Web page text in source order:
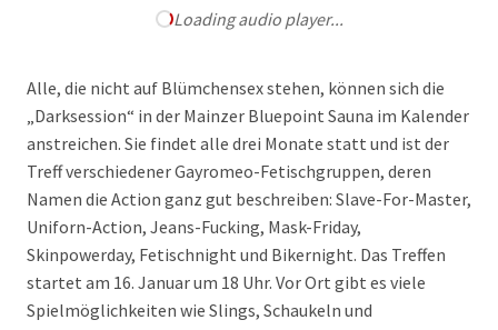
Loading audio player...
Alle, die nicht auf Blümchensex stehen, können sich die
„Darksession“ in der Mainzer Bluepoint Sauna im Kalender
anstreichen. Sie findet alle drei Monate statt und ist der
Treff verschiedener Gayromeo-Fetischgruppen, deren
Namen die Action ganz gut beschreiben: Slave-For-Master,
Uniforn-Action, Jeans-Fucking, Mask-Friday,
Skinpowerday, Fetischnight und Bikernight. Das Treffen
startet am 16. Januar um 18 Uhr. Vor Ort gibt es viele
Spielmöglichkeiten wie Slings, Schaukeln und